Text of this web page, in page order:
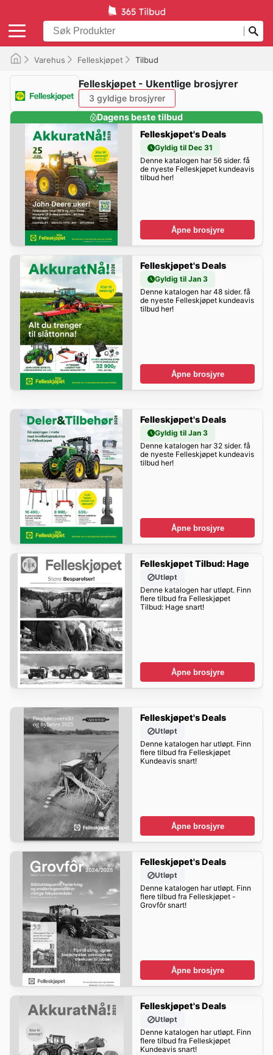
Varehus Felleskjøpet Tilbud
Felleskjøpet - Ukentlige brosjyrer
3 gyldige brosjyrer
Dagens beste tilbud
Felleskjøpet's Deals
Gyldig til Dec 31
Denne katalogen har 56 sider. få
de nyeste Felleskjøpet kundeavis
tilbud her!
Åpne brosjyre
Felleskjøpet's Deals
Gyldig til Jan 3
Denne katalogen har 48 sider. få
de nyeste Felleskjøpet kundeavis
tilbud her!
Åpne brosjyre
Felleskjøpet's Deals
Gyldig til Jan 3
Denne katalogen har 32 sider. få
de nyeste Felleskjøpet kundeavis
tilbud her!
Åpne brosjyre
Felleskjøpet Tilbud: Hage
Utløpt
Denne katalogen har utløpt. Finn
flere tilbud fra Felleskjøpet
Tilbud: Hage snart!
Åpne brosjyre
Felleskjøpet's Deals
Utløpt
Denne katalogen har utløpt. Finn
flere tilbud fra Felleskjøpet
Kundeavis snart!
Åpne brosjyre
Felleskjøpet's Deals
Utløpt
Denne katalogen har utløpt. Finn
flere tilbud fra Felleskjøpet -
Grovfôr snart!
Åpne brosjyre
Felleskjøpet's Deals
Utløpt
Denne katalogen har utløpt. Finn
flere tilbud fra Felleskjøpet
Kundeavis snart!